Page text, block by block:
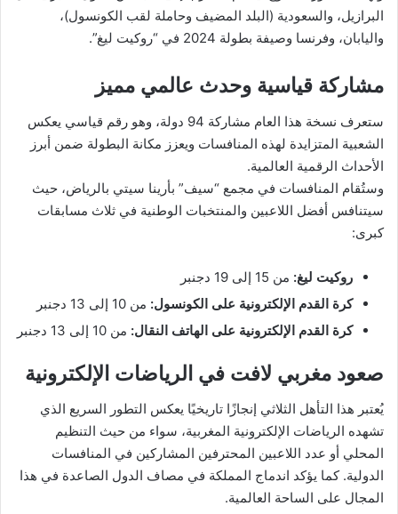
البرازيل، والسعودية (البلد المضيف وحاملة لقب الكونسول)،
واليابان، وفرنسا وصيفة بطولة 2024 في “روكيت ليغ”.
مشاركة قياسية وحدث عالمي مميز
ستعرف نسخة هذا العام مشاركة 94 دولة، وهو رقم قياسي يعكس
الشعبية المتزايدة لهذه المنافسات ويعزز مكانة البطولة ضمن أبرز
الأحداث الرقمية العالمية.
وستُقام المنافسات في مجمع “سيف” بأرينا سيتي بالرياض، حيث
سيتنافس أفضل اللاعبين والمنتخبات الوطنية في ثلاث مسابقات
كبرى:
روكيت ليغ: من 15 إلى 19 دجنبر
كرة القدم الإلكترونية على الكونسول: من 10 إلى 13 دجنبر
كرة القدم الإلكترونية على الهاتف النقال: من 10 إلى 13 دجنبر
صعود مغربي لافت في الرياضات الإلكترونية
يُعتبر هذا التأهل الثلاثي إنجازًا تاريخيًا يعكس التطور السريع الذي
تشهده الرياضات الإلكترونية المغربية، سواء من حيث التنظيم
المحلي أو عدد اللاعبين المحترفين المشاركين في المنافسات
الدولية. كما يؤكد اندماج المملكة في مصاف الدول الصاعدة في هذا
المجال على الساحة العالمية.